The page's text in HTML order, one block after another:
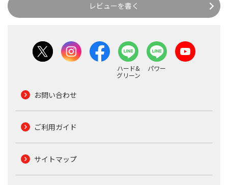
レビューを書く
ハード&
グリーン
パワー
お問い合わせ
ご利用ガイド
サイトマップ